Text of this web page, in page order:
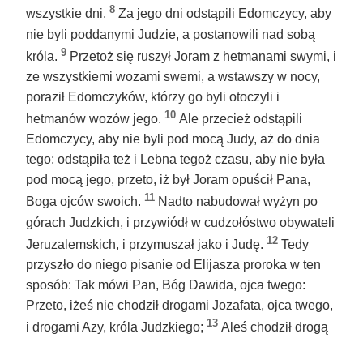
wszystkie dni. 8 Za jego dni odstąpili Edomczycy, aby
nie byli poddanymi Judzie, a postanowili nad sobą
króla. 9 Przetoż się ruszył Joram z hetmanami swymi, i
ze wszystkiemi wozami swemi, a wstawszy w nocy,
poraził Edomczyków, którzy go byli otoczyli i
hetmanów wozów jego. 10 Ale przecież odstąpili
Edomczycy, aby nie byli pod mocą Judy, aż do dnia
tego; odstąpiła też i Lebna tegoż czasu, aby nie była
pod mocą jego, przeto, iż był Joram opuścił Pana,
Boga ojców swoich. 11 Nadto nabudował wyżyn po
górach Judzkich, i przywiódł w cudzołóstwo obywateli
Jeruzalemskich, i przymuszał jako i Judę. 12 Tedy
przyszło do niego pisanie od Elijasza proroka w ten
sposób: Tak mówi Pan, Bóg Dawida, ojca twego:
Przeto, iżeś nie chodził drogami Jozafata, ojca twego,
i drogami Azy, króla Judzkiego; 13 Aleś chodził drogą